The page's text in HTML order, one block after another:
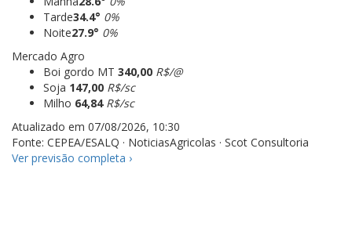
Tarde34.4° 0%
Noite27.9° 0%
Mercado Agro
Boi gordo MT 340,00 R$/@
Soja 147,00 R$/sc
Milho 64,84 R$/sc
Atualizado em 07/08/2026, 10:30
Fonte: CEPEA/ESALQ · NoticiasAgricolas · Scot Consultoria
Ver previsão completa ›